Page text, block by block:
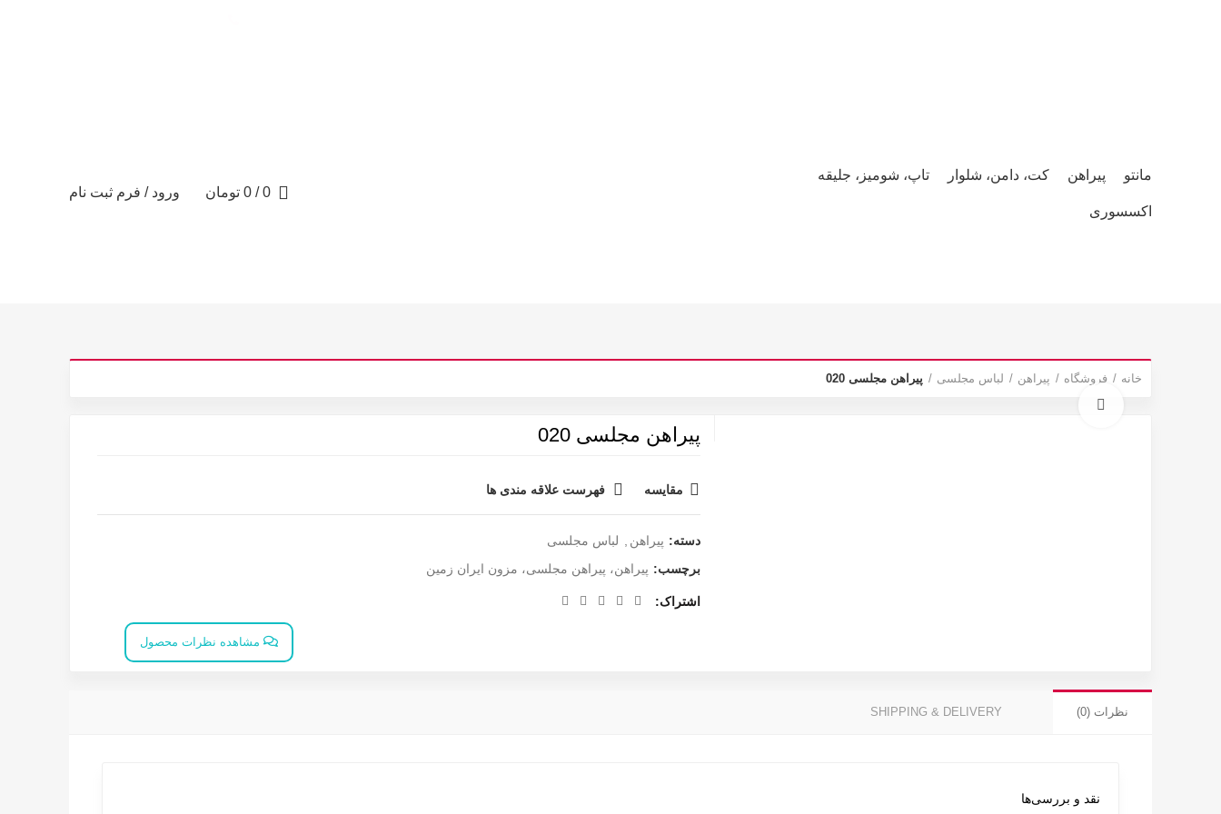
مانتو پیراهن کت، دامن، شلوار تاپ، شومیز، جلیقه
اکسسوری
0
/
0 تومان ورود / فرم ثبت نام
خانه فروشگاه پیراهن لباس مجلسی
پیراهن مجلسی 020
پیراهن مجلسی 020
مقایسه فهرست علاقه مندی ها
دسته: پیراهن
لباس مجلسی
برچسب: پیراهن، پیراهن مجلسی، مزون ایران زمین
اشتراک
مشاهده نظرات محصول
نظرات (0) SHIPPING & DELIVERY
نقد و بررسی‌ها